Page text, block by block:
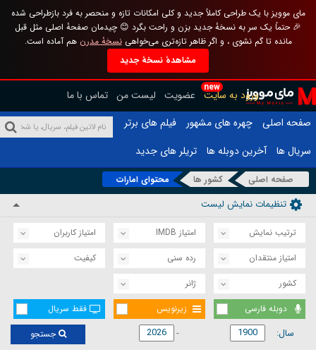
مای موویز با یک طراحی کاملاً جدید و کلی امکانات تازه و منحصر به فرد بازطراحی شده
🎉 حتماً یک سر به نسخهٔ جدید بزن و راحت بگرد 😊 چیدمان صفحهٔ اصلی مثل قبل
مانده تا گم نشوی ، و اگر ظاهر تازه‌تری می‌خواهینسخهٔ مدرن هم آماده است.
مشاهدهٔ نسخهٔ جدید
new
ورود به سایت عضویت لیست من تماس با ما
صفحه اصلی
چهره های مشهور
فیلم های برتر
سریال ها
آخرین دوبله ها تریلر های جدید
صفحه اصلی کشور ها محتوای امارات
تنظیمات نمایش لیست
ترتیب نمایش امتیاز IMDB
امتیاز کاربران
امتیاز منتقدان
رده سنی
کیفیت
کشور
ژانر
دوبله فارسی
زیرنویس فقط سریال
سال: جستجو